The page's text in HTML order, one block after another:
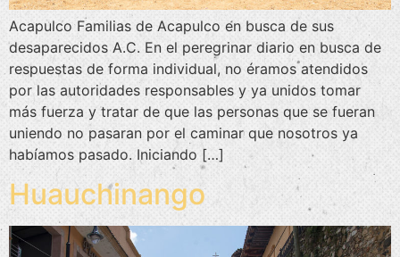
Acapulco Familias de Acapulco en busca de sus
desaparecidos A.C. En el peregrinar diario en busca de
respuestas de forma individual, no éramos atendidos
por las autoridades responsables y ya unidos tomar
más fuerza y tratar de que las personas que se fueran
uniendo no pasaran por el caminar que nosotros ya
habíamos pasado. Iniciando […]
Huauchinango